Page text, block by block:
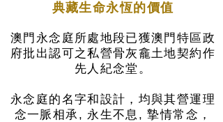
典藏生命永恆的價值
澳門永念庭所處地段已獲澳門特區政
府批出認可之私營骨灰龕土地契約作
先人紀念堂。
永念庭的名字和設計，均與其營運理
念一脈相承, 永生不息, 摯情常念，